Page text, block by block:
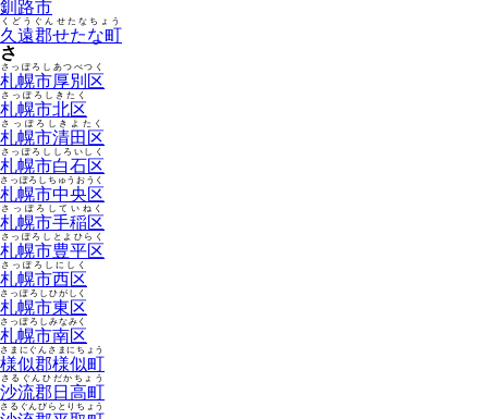
釧路市
久遠郡せたな町
くどうぐんせたなちょう
さ
札幌市厚別区
さっぽろしあつべつく
札幌市北区
さっぽろしきたく
札幌市清田区
さっぽろしきよたく
札幌市白石区
さっぽろししろいしく
札幌市中央区
さっぽろしちゅうおうく
札幌市手稲区
さっぽろしていねく
札幌市豊平区
さっぽろしとよひらく
札幌市西区
さっぽろしにしく
札幌市東区
さっぽろしひがしく
札幌市南区
さっぽろしみなみく
様似郡様似町
さまにぐんさまにちょう
沙流郡日高町
さるぐんひだかちょう
さるぐんびらとりちょう